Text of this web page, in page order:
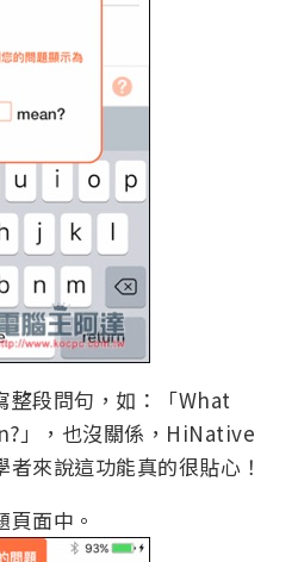
整段問句，如：「What
」，也沒關係，HiNative
來說這功能真的很貼心！
面中。